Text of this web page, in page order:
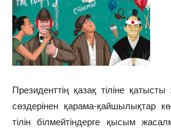
Президенттің қазақ тіліне
сөздерінен қарама-қайшылықтар
тілін білмейтіндерге қысым